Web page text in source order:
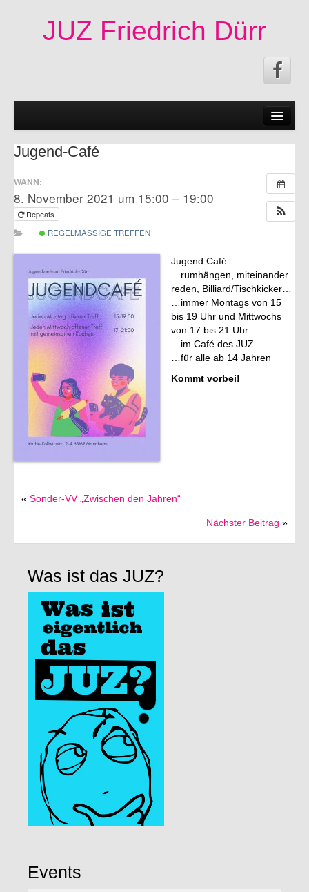
JUZ Friedrich Dürr
50 Jahre JUZ!
Fachschaften|Mitmachen
Veröffentlichungen
Infos
Impressum|Kontakt|Datenschutzerklärung
Förderverein
Deutsch
English
Italiano
Jugend-Café
WANN:
8. November 2021 um 15:00 – 19:00
Repeats
REGELMÄSSIGE TREFFEN
Jugend Café:
…rumhängen, miteinander
reden, Billiard/Tischkicker…
…immer Montags von 15
bis 19 Uhr und Mittwochs
von 17 bis 21 Uhr
…im Café des JUZ
…für alle ab 14 Jahren
Kommt vorbei!
« Sonder-VV „Zwischen den Jahren“
Nächster Beitrag »
Was ist das JUZ?
Events